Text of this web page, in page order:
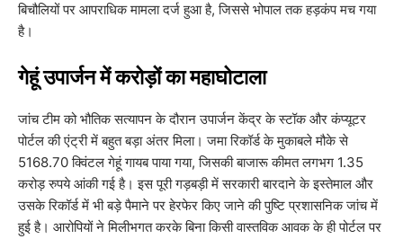
बिचौलियों पर आपराधिक मामला दर्ज हुआ है, जिससे भोपाल तक हड़कंप मच गया
है।
​गेहूं उपार्जन में करोड़ों का महाघोटाला
​जांच टीम को भौतिक सत्यापन के दौरान उपार्जन केंद्र के स्टॉक और कंप्यूटर
पोर्टल की एंट्री में बहुत बड़ा अंतर मिला। जमा रिकॉर्ड के मुकाबले मौके से
5168.70 क्विंटल गेहूं गायब पाया गया, जिसकी बाजारू कीमत लगभग 1.35
करोड़ रुपये आंकी गई है। इस पूरी गड़बड़ी में सरकारी बारदाने के इस्तेमाल और
उसके रिकॉर्ड में भी बड़े पैमाने पर हेरफेर किए जाने की पुष्टि प्रशासनिक जांच में
हुई है। आरोपियों ने मिलीभगत करके बिना किसी वास्तविक आवक के ही पोर्टल पर